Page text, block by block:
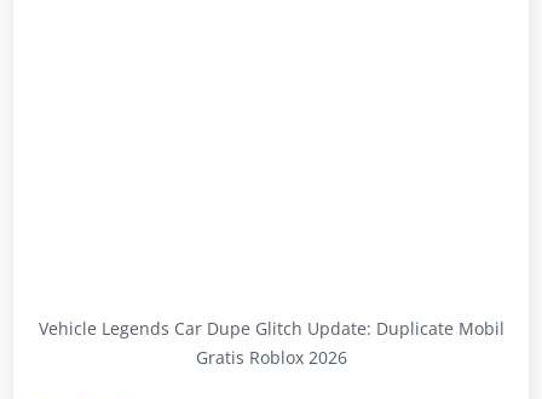
Vehicle Legends Car Dupe Glitch Update: Duplicate Mobil
Gratis Roblox 2026